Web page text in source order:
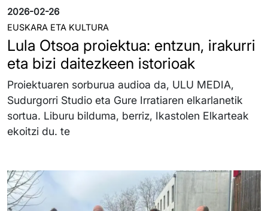
2026-02-26
EUSKARA ETA KULTURA
Lula Otsoa proiektua: entzun, irakurri
eta bizi daitezkeen istorioak
Proiektuaren sorburua audioa da, ULU MEDIA,
Sudurgorri Studio eta Gure Irratiaren elkarlanetik
sortua. Liburu bilduma, berriz, Ikastolen Elkarteak
ekoitzi du. te
Irudia